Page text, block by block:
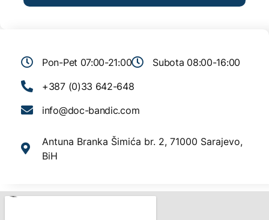
Pon-Pet 07:00-21:00
Subota 08:00-16:00
+387 (0)33 642-648
info@doc-bandic.com
Antuna Branka Šimića br. 2, 71000 Sarajevo,
BiH